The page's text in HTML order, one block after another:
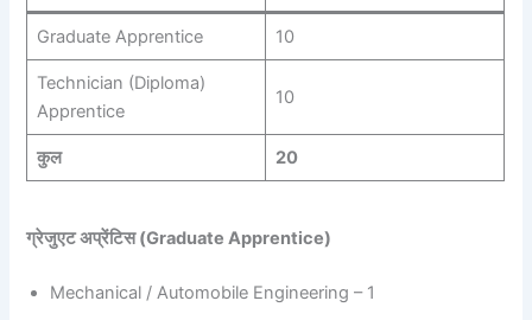
Graduate Apprentice 10
Technician (Diploma)
Apprentice
10
कुल 20
ग्रेजुएट अप्रेंटिस (Graduate Apprentice)
Mechanical / Automobile Engineering – 1